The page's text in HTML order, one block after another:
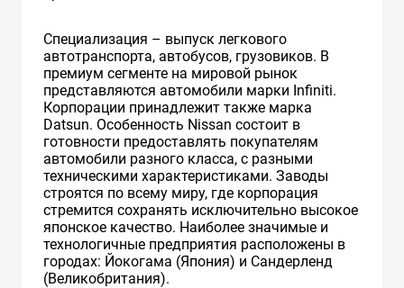
Специализация – выпуск легкового
автотранспорта, автобусов, грузовиков. В
премиум сегменте на мировой рынок
представляются автомобили марки Infiniti.
Корпорации принадлежит также марка
Datsun. Особенность Nissan состоит в
готовности предоставлять покупателям
автомобили разного класса, с разными
техническими характеристиками. Заводы
строятся по всему миру, где корпорация
стремится сохранять исключительно высокое
японское качество. Наиболее значимые и
технологичные предприятия расположены в
городах: Йокогама (Япония) и Сандерленд
(Великобритания).